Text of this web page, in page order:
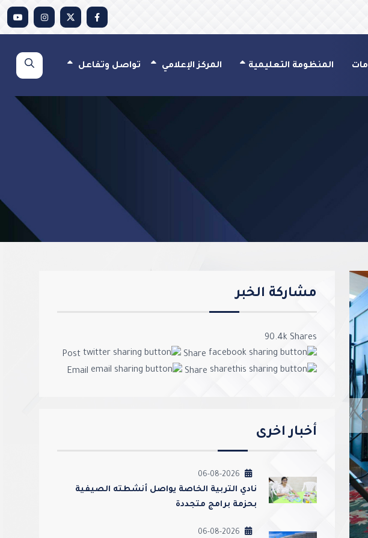
المنظومة التعليمية المركز الإعلامي تواصل وتفاعل
Previous
مشاركة الخبر
90.4k Shares
Share
Post
Share
Email
أخبار اخرى
06-08-2026
نادي التربية الخاصة يواصل أنشطته الصيفية
بحزمة برامج متجددة
06-08-2026